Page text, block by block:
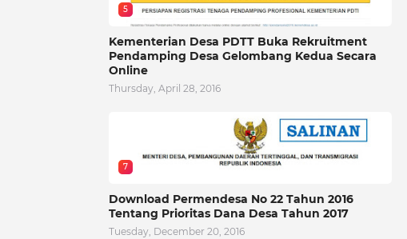
5
Kementerian Desa PDTT Buka Rekruitment
Pendamping Desa Gelombang Kedua Secara
Online
Thursday, April 28, 2016
7
Download Permendesa No 22 Tahun 2016
Tentang Prioritas Dana Desa Tahun 2017
Tuesday, December 20, 2016